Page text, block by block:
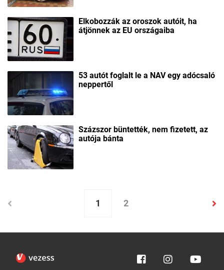
Elkobozzák az oroszok autóit, ha
átjönnek az EU országaiba
53 autót foglalt le a NAV egy adócsaló
neppertől
Százszor büntették, nem fizetett, az
autója bánta
1 2